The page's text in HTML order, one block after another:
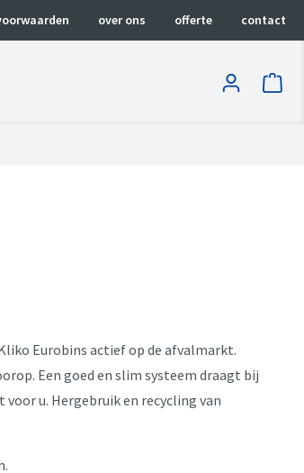
over ons offerte contact
Eurobins actief op de afvalmarkt.
Een goed en slim systeem draagt bij
u. Hergebruik en recycling van